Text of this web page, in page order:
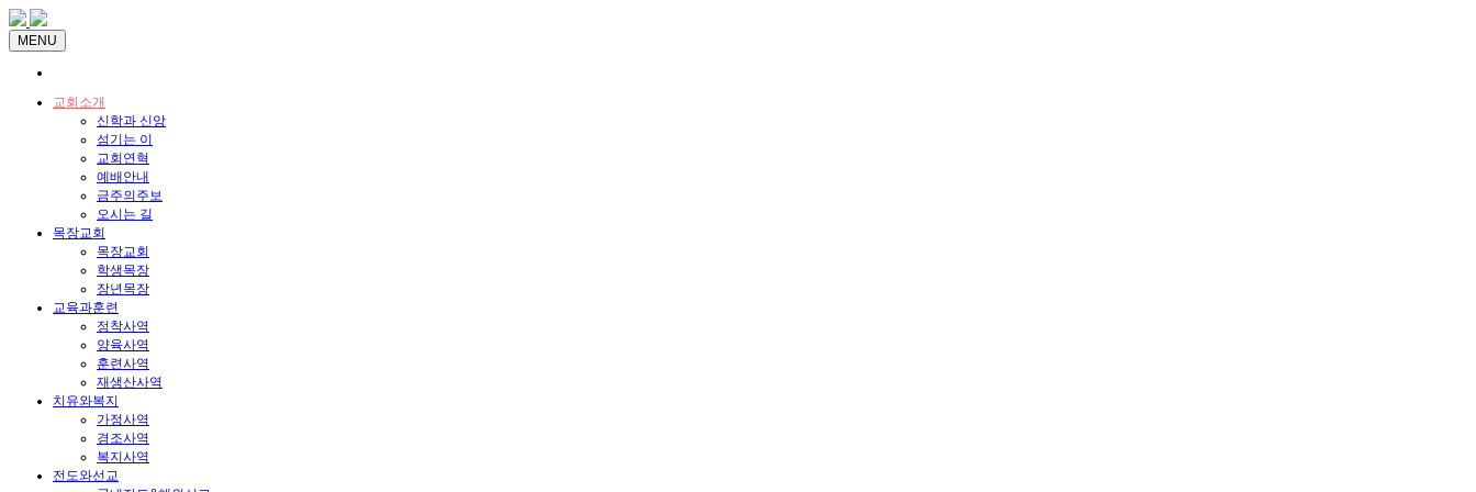
MENU
교회소개
신학과 신앙
섬기는 이
교회연혁
예배안내
금주의주보
오시는 길
목장교회
목장교회
학생목장
장년목장
교육과훈련
정착사역
양육사역
훈련사역
재생산사역
치유와복지
가정사역
경조사역
복지사역
전도와선교